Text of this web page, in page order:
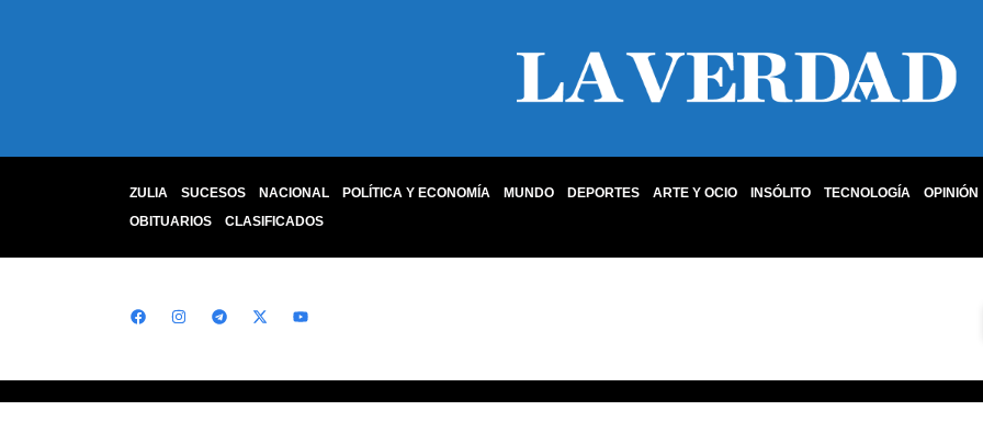
ZULIA SUCESOS NACIONAL POLÍTICA Y ECONOMÍA MUNDO DEPORTES ARTE Y OCIO INSÓLITO TECNOLOGÍA OPINIÓN
OBITUARIOS
CLASIFICADOS